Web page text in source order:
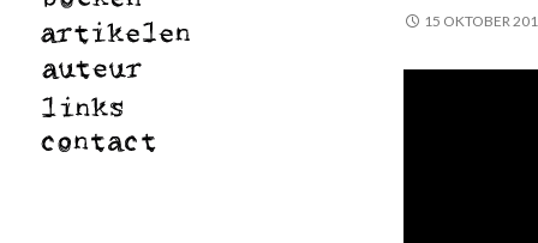
15 OKTOBER